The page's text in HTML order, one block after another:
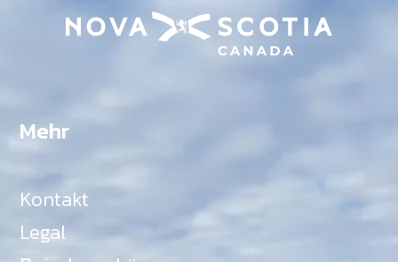
Mehr
Kontakt
Legal